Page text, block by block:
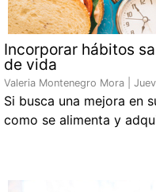
Incorporar hábitos
de vida
Valeria Montenegro Mora |
Si busca una mejora en
como se alimenta y